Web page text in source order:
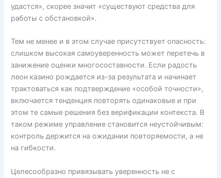
удастся», скорее значит «существуют средства для
работы с обстановкой».
Тем не менее и в этом случае присутствует опасность:
слишком высокая самоуверенность может перетечь в
занижение оценки многосоставности. Если радость
леон казино рождается из-за результата и начинает
трактоваться как подтверждение «особой точности»,
включается тенденция повторять одинаковые и при
этом те самые решения без верификации контекста. В
таком режиме управление становится неустойчивым:
контроль держится на ожидании повторяемости, а не
на гибкости.
Целесообразно привязывать уверенность не с